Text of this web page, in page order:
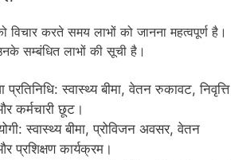
करते समय लाभों को जानना महत्वपूर्ण है।
सम्बंधित लाभों की सूची है।
प्रतिनिधि: स्वास्थ्य बीमा, वेतन रुकावट, निवृत्ति
कर्मचारी छूट।
स्वास्थ्य बीमा, प्रोविजन अवसर, वेतन
प्रशिक्षण कार्यक्रम।